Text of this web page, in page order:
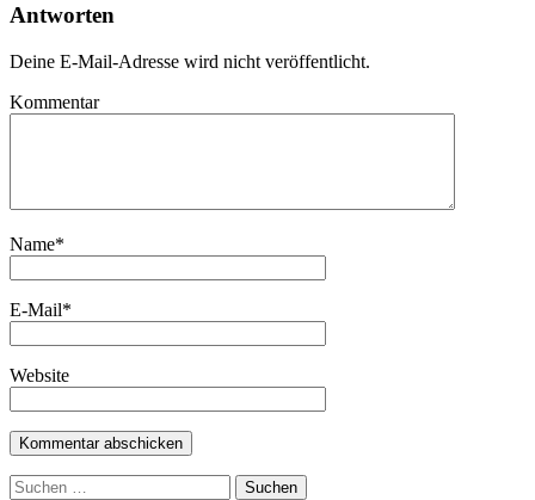
Antworten
Deine E-Mail-Adresse wird nicht veröffentlicht.
Kommentar
Name*
E-Mail*
Website
Suchen